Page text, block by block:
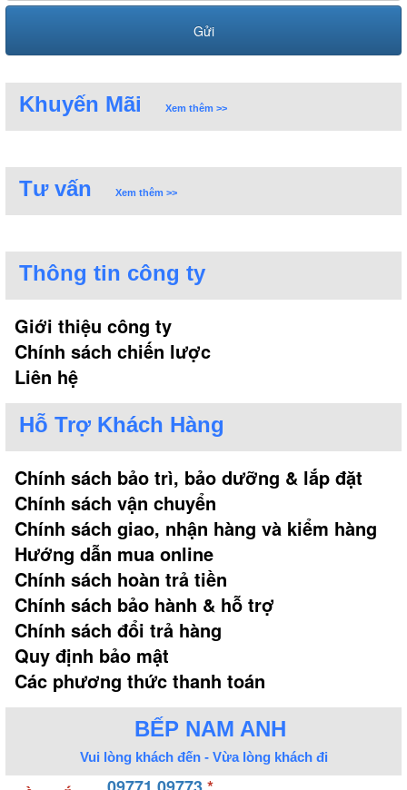
Khuyến Mãi Xem thêm >>
Tư vấn Xem thêm >>
Thông tin công ty
Giới thiệu công ty
Chính sách chiến lược
Liên hệ
Hỗ Trợ Khách Hàng
Chính sách bảo trì, bảo dưỡng & lắp đặt
Chính sách vận chuyển
Chính sách giao, nhận hàng và kiểm hàng
Hướng dẫn mua online
Chính sách hoàn trả tiền
Chính sách bảo hành & hỗ trợ
Chính sách đổi trả hàng
Quy định bảo mật
Các phương thức thanh toán
BẾP NAM ANH
Vui lòng khách đến - Vừa lòng khách đi